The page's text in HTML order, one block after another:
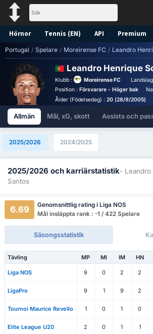
Hörnor Tennis (EN) API Premium
Portugal / Spelare / Moreirense FC / Leandro
Leandro Henrique
Klubb : Moreirense FC
Position : Försvarare - Höger bak
Ålder (Födelsedag) : 20 (28/9/2005)
Allmän Mål, xG, skott Assists och
2025/2026 2024/2025
2025/2026 och karriärstatistik- Leandro
Santos
6.69
Genomsnittlig rating i Liga NOS
Mål insläppta rank : -1 / 422 Spelare
Säsongsstatistik
Tävling MP Ml IM HN
Liga NOS 9 0 2 2
LigaPro 9 1 9 2
Tournoi Maurice Revello 1 0 1 0
Elite League U20 2 0 1 1